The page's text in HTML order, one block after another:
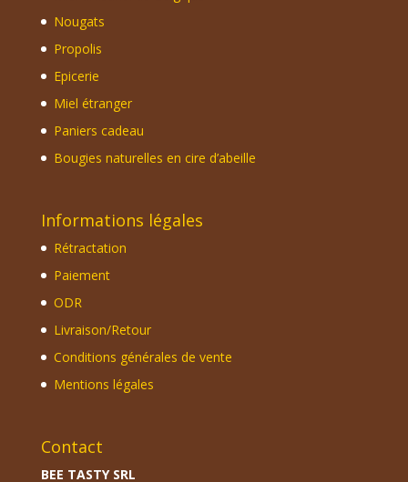
Nougats
Propolis
Epicerie
Miel étranger
Paniers cadeau
Bougies naturelles en cire d’abeille
Informations légales
Rétractation
Paiement
ODR
Livraison/Retour
Conditions générales de vente
Mentions légales
Contact
BEE TASTY SRL